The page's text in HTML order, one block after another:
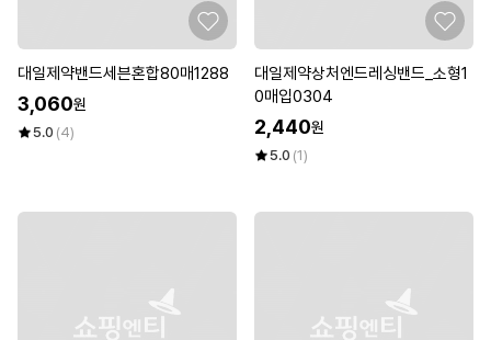
대일제약밴드세븐혼합80매1288
3,060원
5.0 (4)
대일제약상처엔드레싱밴드_소형1
0매입0304
2,440원
5.0 (1)